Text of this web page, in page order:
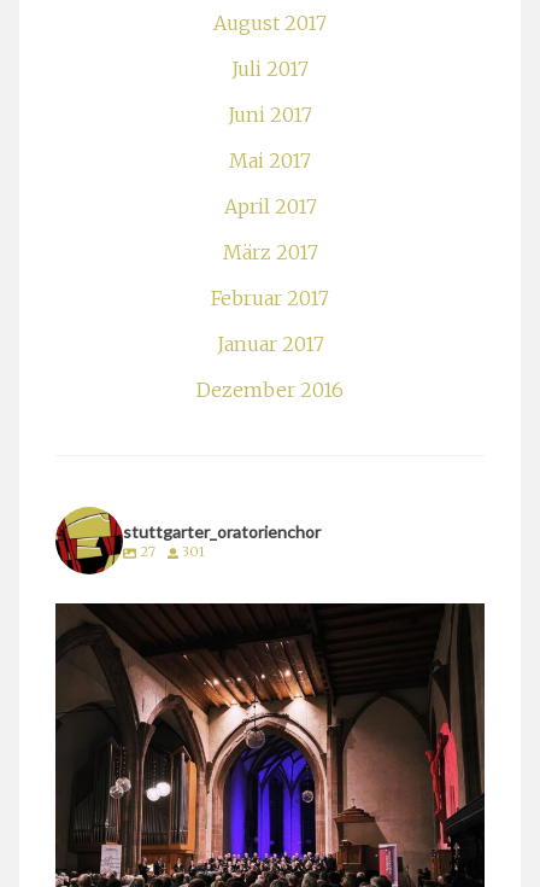
August 2017
Juli 2017
Juni 2017
Mai 2017
April 2017
März 2017
Februar 2017
Januar 2017
Dezember 2016
stuttgarter_oratorienchor
27 301
stuttgarter_oratorienchor
März 24